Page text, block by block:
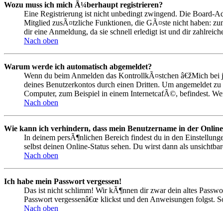
Wozu muss ich mich Ã¼berhaupt registrieren?
Eine Registrierung ist nicht unbedingt zwingend. Die Board-
Mitglied zusÃ¤tzliche Funktionen, die GÃ¤ste nicht haben:
dir eine Anmeldung, da sie schnell erledigt ist und dir
Nach oben
Warum werde ich automatisch abgemeldet?
Wenn du beim Anmelden das KontrollkÃ¤stchen â€žMich
deines Benutzerkontos durch einen Dritten. Um angemeldet
Computer, zum Beispiel in einem InternetcafÃ©, befindest.
Nach oben
Wie kann ich verhindern, dass mein Benutzername in der
In deinem persÃ¶nlichen Bereich findest du in den
selbst deinen Online-Status sehen. Du wirst dann als
Nach oben
Ich habe mein Passwort vergessen!
Das ist nicht schlimm! Wir kÃ¶nnen dir zwar dein altes
Passwort vergessenâ€œ klickst und den Anweisungen folgst.
Nach oben